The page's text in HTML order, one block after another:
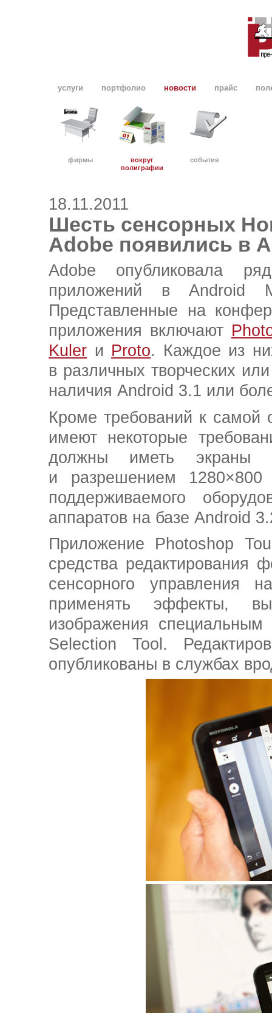
услуги портфолио новости
фирмы
вокруг
полиграфии
события
прайс
18.11.2011
Шесть сенсорных
Adobe появились в
Adobe опубликовала
приложений в Android
Представленные на
приложения включают
Kuler и Proto. Каждое из
в различных творческих
наличия Android 3.1 или
Кроме требований к самой
имеют некоторые
должны иметь
и разрешением 1280×800
поддерживаемого
аппаратов на базе Android
Приложение Photoshop
средства редактирования
сенсорного управления
применять эффекты,
изображения
Selection Tool.
опубликованы в службах